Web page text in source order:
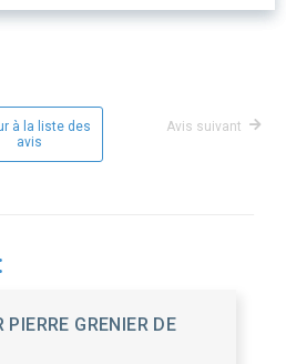
à la liste des
avis
Avis suivant
PIERRE GRENIER DE